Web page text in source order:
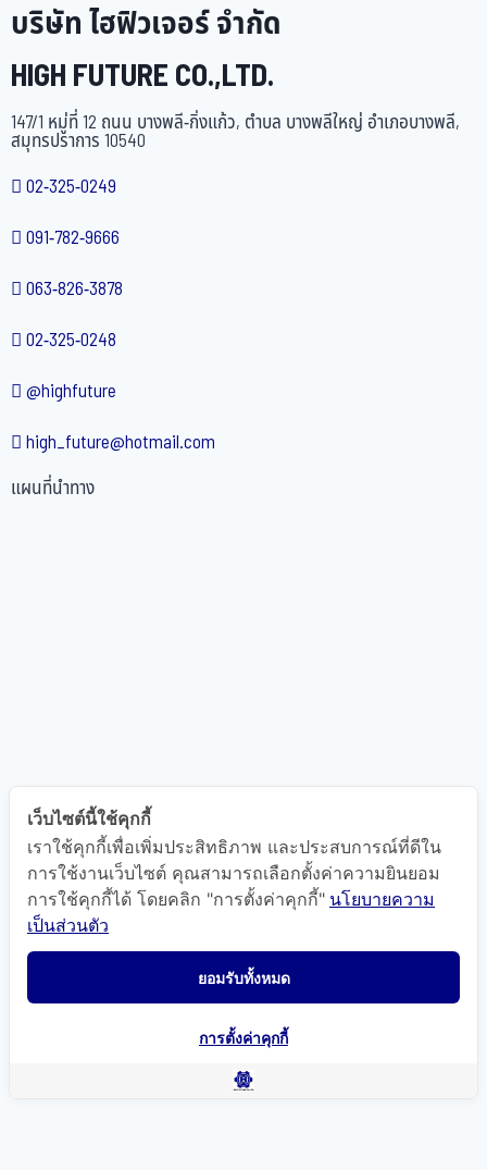
บริษัท ไฮฟิวเจอร์ จำกัด
HIGH FUTURE CO.,LTD.
147/1 หมู่ที่ 12 ถนน บางพลี-กิ่งแก้ว, ตำบล บางพลีใหญ่ อำเภอบางพลี,
สมุทรปราการ 10540
02-325-0249
091-782-9666
063-826-3878
02-325-0248
@highfuture
high_future@hotmail.com
แผนที่นำทาง
เว็บไซต์นี้ใช้คุกกี้
เราใช้คุกกี้เพื่อเพิ่มประสิทธิภาพ และประสบการณ์ที่ดีใน
การใช้งานเว็บไซต์ คุณสามารถเลือกตั้งค่าความยินยอม
การใช้คุกกี้ได้ โดยคลิก "การตั้งค่าคุกกี้" นโยบายความ
เป็นส่วนตัว
ยอมรับทั้งหมด
การตั้งค่าคุกกี้